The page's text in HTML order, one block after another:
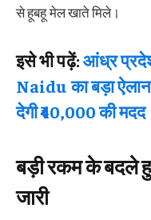
से हूबहू मेल खाते मिले।
इसे भी पढ़ें:आंध्र
Naidu का बड़ा
देगी ₹40,000 की मदद
बड़ी रकम के बदले
जारी